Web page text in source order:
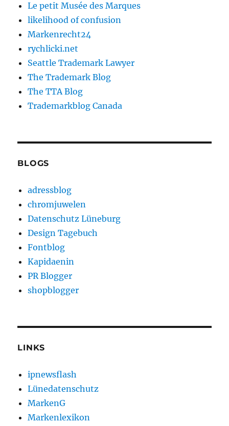
Le petit Musée des Marques
likelihood of confusion
Markenrecht24
rychlicki.net
Seattle Trademark Lawyer
The Trademark Blog
The TTA Blog
Trademarkblog Canada
BLOGS
adressblog
chromjuwelen
Datenschutz Lüneburg
Design Tagebuch
Fontblog
Kapidaenin
PR Blogger
shopblogger
LINKS
ipnewsflash
Lünedatenschutz
MarkenG
Markenlexikon